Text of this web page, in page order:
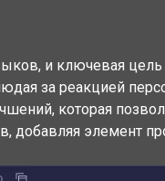
и ключевая
за реакцией
которая
добавляя элемент